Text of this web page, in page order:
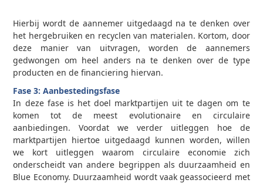
Hierbij wordt de aannemer uitgedaagd na te denken over
het hergebruiken en recyclen van materialen. Kortom, door
deze manier van uitvragen, worden de aannemers
gedwongen om heel anders na te denken over de type
producten en de financiering hiervan.
Fase 3: Aanbestedingsfase
In deze fase is het doel marktpartijen uit te dagen om te
komen tot de meest evolutionaire en circulaire
aanbiedingen. Voordat we verder uitleggen hoe de
marktpartijen hiertoe uitgedaagd kunnen worden, willen
we kort uitleggen waarom circulaire economie zich
onderscheidt van andere begrippen als duurzaamheid en
Blue Economy. Duurzaamheid wordt vaak geassocieerd met